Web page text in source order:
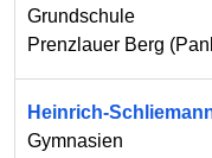
Grundschule
Prenzlauer Berg (
Heinrich-
Gymnasien